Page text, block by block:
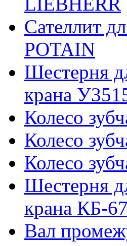
Сателлит
POTAIN
Шестерня
крана
Колесо
Колесо
Колесо
Шестерня
крана КБ-
Вал